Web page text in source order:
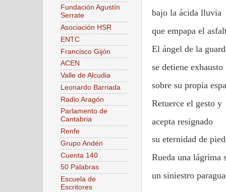
bajo la ácida lluvia
que empapa el
El ángel de la
se detiene exhausto
sobre su propia
Retuerce el gesto y
acepta resignado
su eternidad de
Rueda una lágrima
un siniestro
Fundación Agustín
Serrate
Asociación HSR
ENTC
Francisco Gijón
ACEN
Valle de Alcudia
Leonardo Barriada
Radio Aragón
Parlamento de
Cantabria
Renfe
Grupo Andén
Cuenta 140
50 Palabras
Escuela de
Escritores